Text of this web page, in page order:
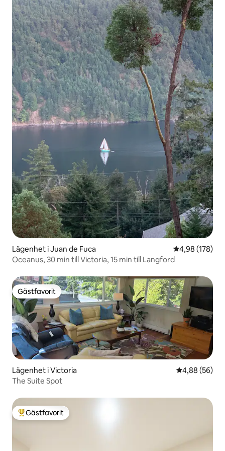
Lägenhet i Juan de Fuca 4,98 av 5 i
4,98 (178)
Oceanus, 30 min till Victoria, 15 min till Langford
Gästfavorit
Gästfavorit
Lägenhet i Victoria 4,88 av 5 i
4,88 (56)
The Suite Spot
Populär gästfavorit
Gästfavorit